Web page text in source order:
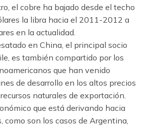
el cobre ha bajado desde el techo
la libra hacia el 2011-2012 a
en la actualidad.
en China, el principal socio
es también compartido por los
que han venido
de desarrollo en los altos precios
naturales de exportación.
que está derivando hacia
como son los casos de Argentina,